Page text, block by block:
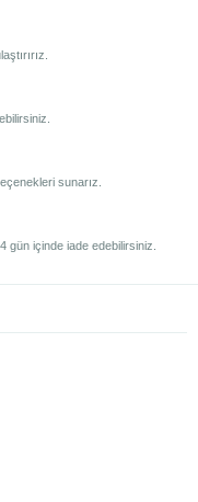
sunarız.
gün içinde iade edebilirsiniz.